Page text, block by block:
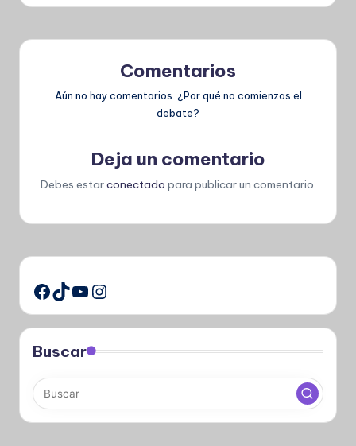
Comentarios
Aún no hay comentarios. ¿Por qué no comienzas el
debate?
Deja un comentario
Debes estarconectado para publicar un comentario.
Facebook
TikTok
YouTube
Instagram
Buscar